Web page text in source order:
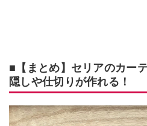
■【まとめ】セリアのカー
隠しや仕切りが作れる！